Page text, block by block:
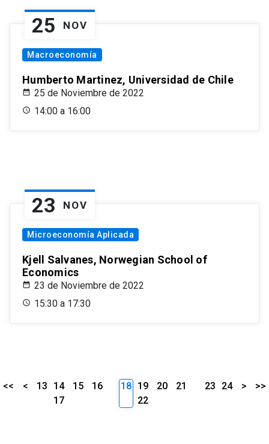
25 NOV
Macroeconomía
Humberto Martinez, Universidad de Chile
25 de Noviembre de 2022
14:00 a 16:00
23 NOV
Microeconomía Aplicada
Kjell Salvanes, Norwegian School of
Economics
23 de Noviembre de 2022
15:30 a 17:30
<< < 13 14 15
16
17
18 19 20
21
22
23 24 > >>